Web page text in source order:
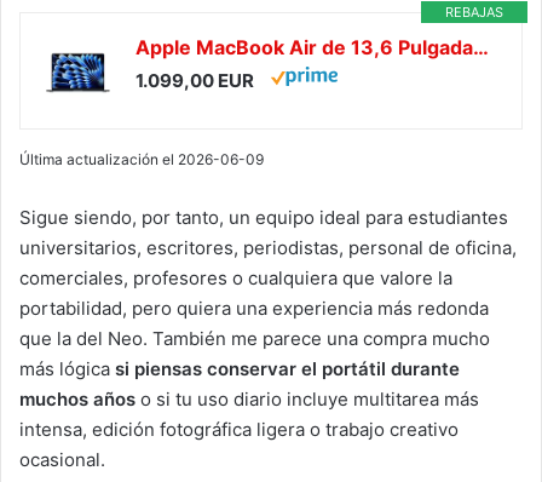
REBAJAS
Apple MacBook Air de 13,6 Pulgadas con Chip M5: Pantalla Liquid Retina, CPU de 10 núcleos, GPU de 8 núcleos, 16 GB de Memoria unificada, 512 GB de SSD, Wi-Fi 7,Teclado español; Medianoche
1.099,00 EUR
Última actualización el 2026-06-09
Sigue siendo, por tanto, un equipo ideal para estudiantes
universitarios, escritores, periodistas, personal de oficina,
comerciales, profesores o cualquiera que valore la
portabilidad, pero quiera una experiencia más redonda
que la del Neo. También me parece una compra mucho
más lógica si piensas conservar el portátil durante
muchos años o si tu uso diario incluye multitarea más
intensa, edición fotográfica ligera o trabajo creativo
ocasional.